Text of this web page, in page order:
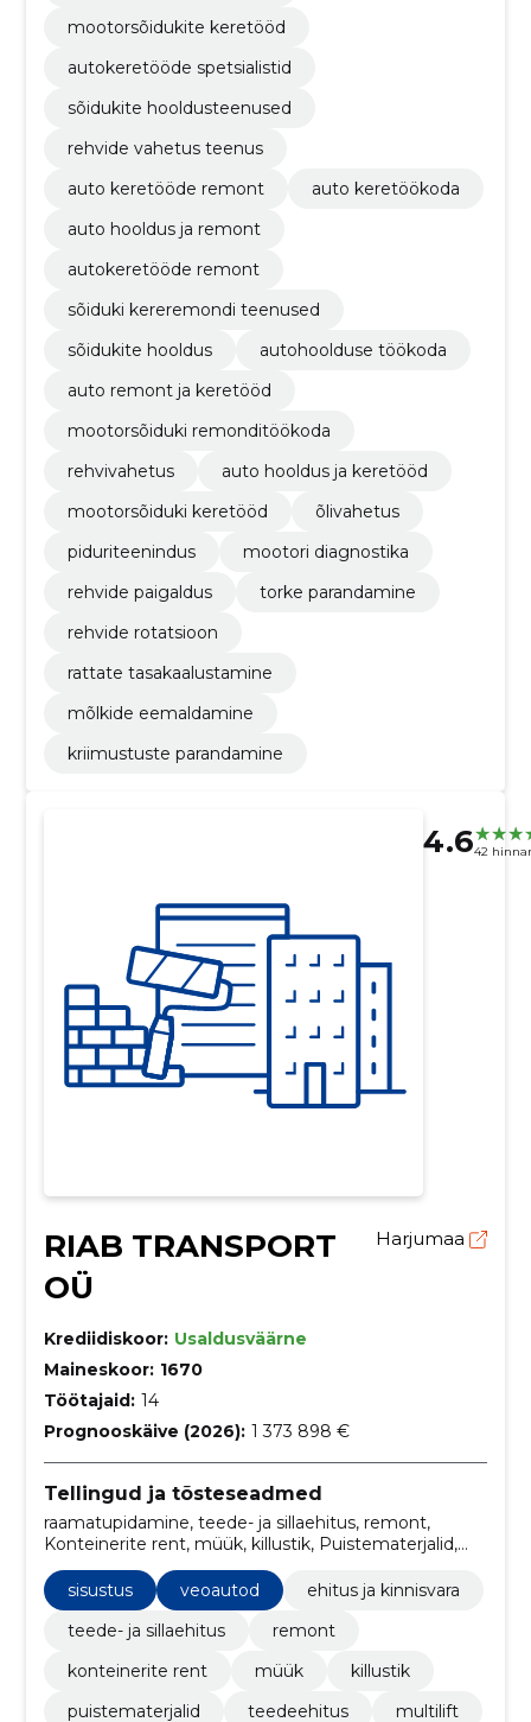
mootorsõidukite keretööd
autokeretööde spetsialistid
sõidukite hooldusteenused
rehvide vahetus teenus
auto keretööde remont
auto keretöökoda
auto hooldus ja remont
autokeretööde remont
sõiduki kereremondi teenused
sõidukite hooldus
autohoolduse töökoda
auto remont ja keretööd
mootorsõiduki remonditöökoda
rehvivahetus
auto hooldus ja keretööd
mootorsõiduki keretööd
õlivahetus
piduriteenindus
mootori diagnostika
rehvide paigaldus
torke parandamine
rehvide rotatsioon
rattate tasakaalustamine
mõlkide eemaldamine
kriimustuste parandamine
4.642
RIAB TRANSPORT
OÜ
Harjumaa
Krediidiskoor: Usaldusväärne
Maineskoor: 1670
Töötajaid: 14
Prognooskäive (2026): 1 373 898 €
Tellingud ja tõsteseadmed
raamatupidamine, teede- ja sillaehitus, remont,
Konteinerite rent, müük, killustik, Puistematerjalid,
teedeehitus, multilift, konteinerid
sisustus
veoautod
ehitus ja kinnisvara
teede- ja sillaehitus
remont
konteinerite rent
müük
killustik
puistematerjalid
teedeehitus multilift